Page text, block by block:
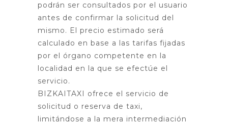
podrán ser consultados por el usuario
antes de confirmar la solicitud del
mismo. El precio estimado será
calculado en base a las tarifas fijadas
por el órgano competente en la
localidad en la que se efectúe el
servicio.
BIZKAITAXI ofrece el servicio de
solicitud o reserva de taxi,
limitándose a la mera intermediación